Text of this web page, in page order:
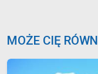
MOŻE CIĘ